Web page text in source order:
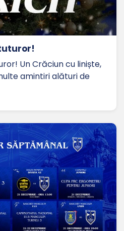
Un Crăciun cu liniște,
amintiri alături de